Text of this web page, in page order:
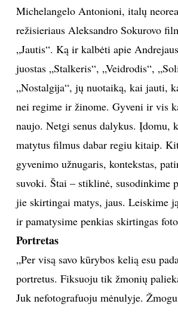
gal esu nebendraujantis?
Tada yra daug erdvės žiūrinčiojo
Suprasti, suvokti, pamatyti menines
tolygu būti menininku.“
Inspiracijos
„Labai mėgstu Robertą Bressoną,
Michelangelo Antonioni, italų
režisieriaus Aleksandro Sokurovo
„Jautis“. Ką ir kalbėti apie Andrejaus
juostas „Stalkeris“, „Veidrodis“,
„Nostalgija“, jų nuotaiką, kai jauti,
nei regime ir žinome. Gyveni ir vis
matytus filmus dabar regiu kitaip.
gyvenimo užnugaris, kontekstas,
suvoki. Štai – stiklinė, susodinkime